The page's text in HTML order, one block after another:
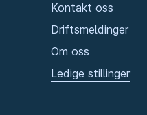
Kontakt oss
Driftsmeldinger
Om oss
Ledige stillinger